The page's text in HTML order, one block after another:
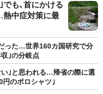
でも､首にかける
熱中症対策に最
った…世界160カ国研究で分
｣の分岐点
｣と思われる…帰省の際に選
円のポロシャツ｣